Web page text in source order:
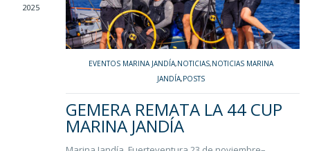
2025
EVENTOS MARINA JANDÍA,NOTICIAS,NOTICIAS MARINA
JANDÍA,POSTS
GEMERA REMATA LA 44 CUP
MARINA JANDÍA